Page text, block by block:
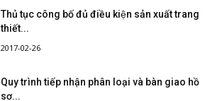
Thủ tục công bố đủ điều kiện sản xuất trang
thiết...
2017-02-26
Quy trình tiếp nhận phân loại và bàn giao hồ
sơ...